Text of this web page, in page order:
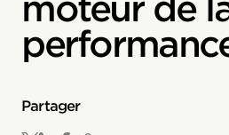
moteur de
Partager